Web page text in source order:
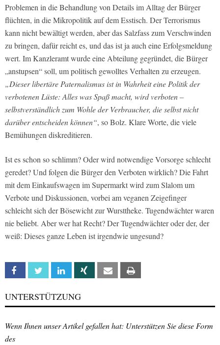
Problemen in die Behandlung von Details im Alltag der Bürger
flüchten, in die Mikropolitik auf dem Esstisch. Der Terrorismus
kann nicht bewältigt werden, aber das Salzfass zum Verschwinden
zu bringen, dafür reicht es, und das ist ja auch eine Erfolgsmeldung
wert. Im Kanzleramt wurde eine Abteilung gegründet, die Bürger
„anstupsen“ soll, um politisch gewolltes Verhalten zu erzeugen.
„Dieser libertäre Paternalismus ist in Wahrheit eine Politik der
verbotenen Lüste: Alles was Spaß macht, wird verboten –
selbstverständlich zum Wohle der Verbraucher, die selbst nicht
darüber entscheiden können“, so Bolz. Klare Worte, die viele
Bemühungen diskreditieren.
Ist es schon so schlimm? Oder wird notwendige Vorsorge schlecht
geredet? Und folgen die Bürger den Verboten wirklich? Die Fahrt
mit dem Einkaufswagen im Supermarkt wird zum Slalom um
Verbote und Diskussionen, vorbei am veganen Zeigefinger
schleicht sich der Bösewicht zur Wursttheke. Tugendwächter waren
nie beliebt. Aber wer hat Recht? Der Tugendwächter oder der, der
weiß: Dieses ganze Leben ist irgendwie ungesund?
Facebook Twitter Linkedin Xing Email
UNTERSTÜTZUNG
Wenn Ihnen unser Artikel gefallen hat: Unterstützen Sie diese Form
des